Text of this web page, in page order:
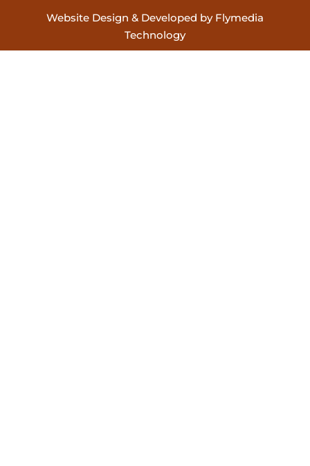
Website Design & Developed by Flymedia
Technology